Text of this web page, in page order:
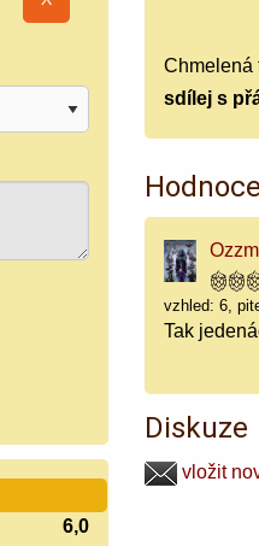
6,0
Chmelená
sdílej s
vzhled: 6,
Tak
Diskuze
vložit